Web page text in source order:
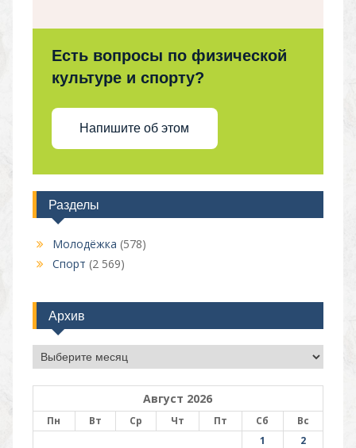
Есть вопросы по физической
культуре и спорту?
Напишите об этом
Разделы
Молодёжка (578)
Спорт (2 569)
Архив
Архив
Август 2026
Пн Вт Ср Чт Пт Сб
Вс
1
2